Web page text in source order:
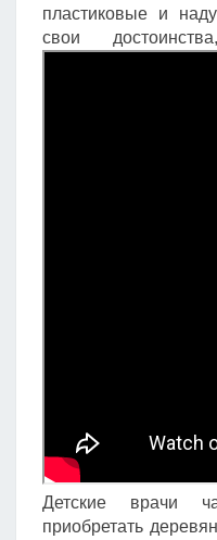
пластиковые и
свои
Детские врачи
приобретать